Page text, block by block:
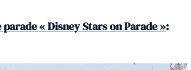
« Disney Stars on Parade »: